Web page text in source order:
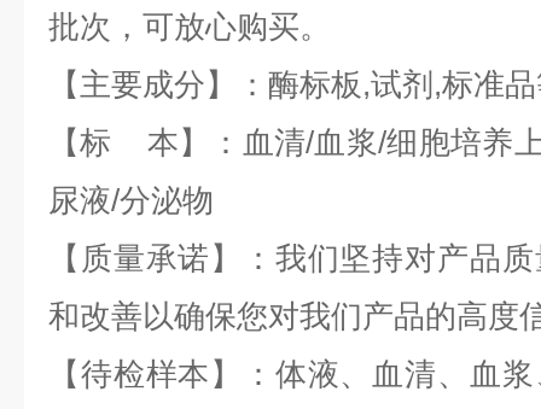
批次，可放心购买。
【主要成分】：酶标板,试剂,标准
【标 本】：血清/血浆/细胞培养
尿液/分泌物
【质量承诺】：我们坚持对产品
和改善以确保您对我们产品的高度
【待检样本】：体液、血清、血